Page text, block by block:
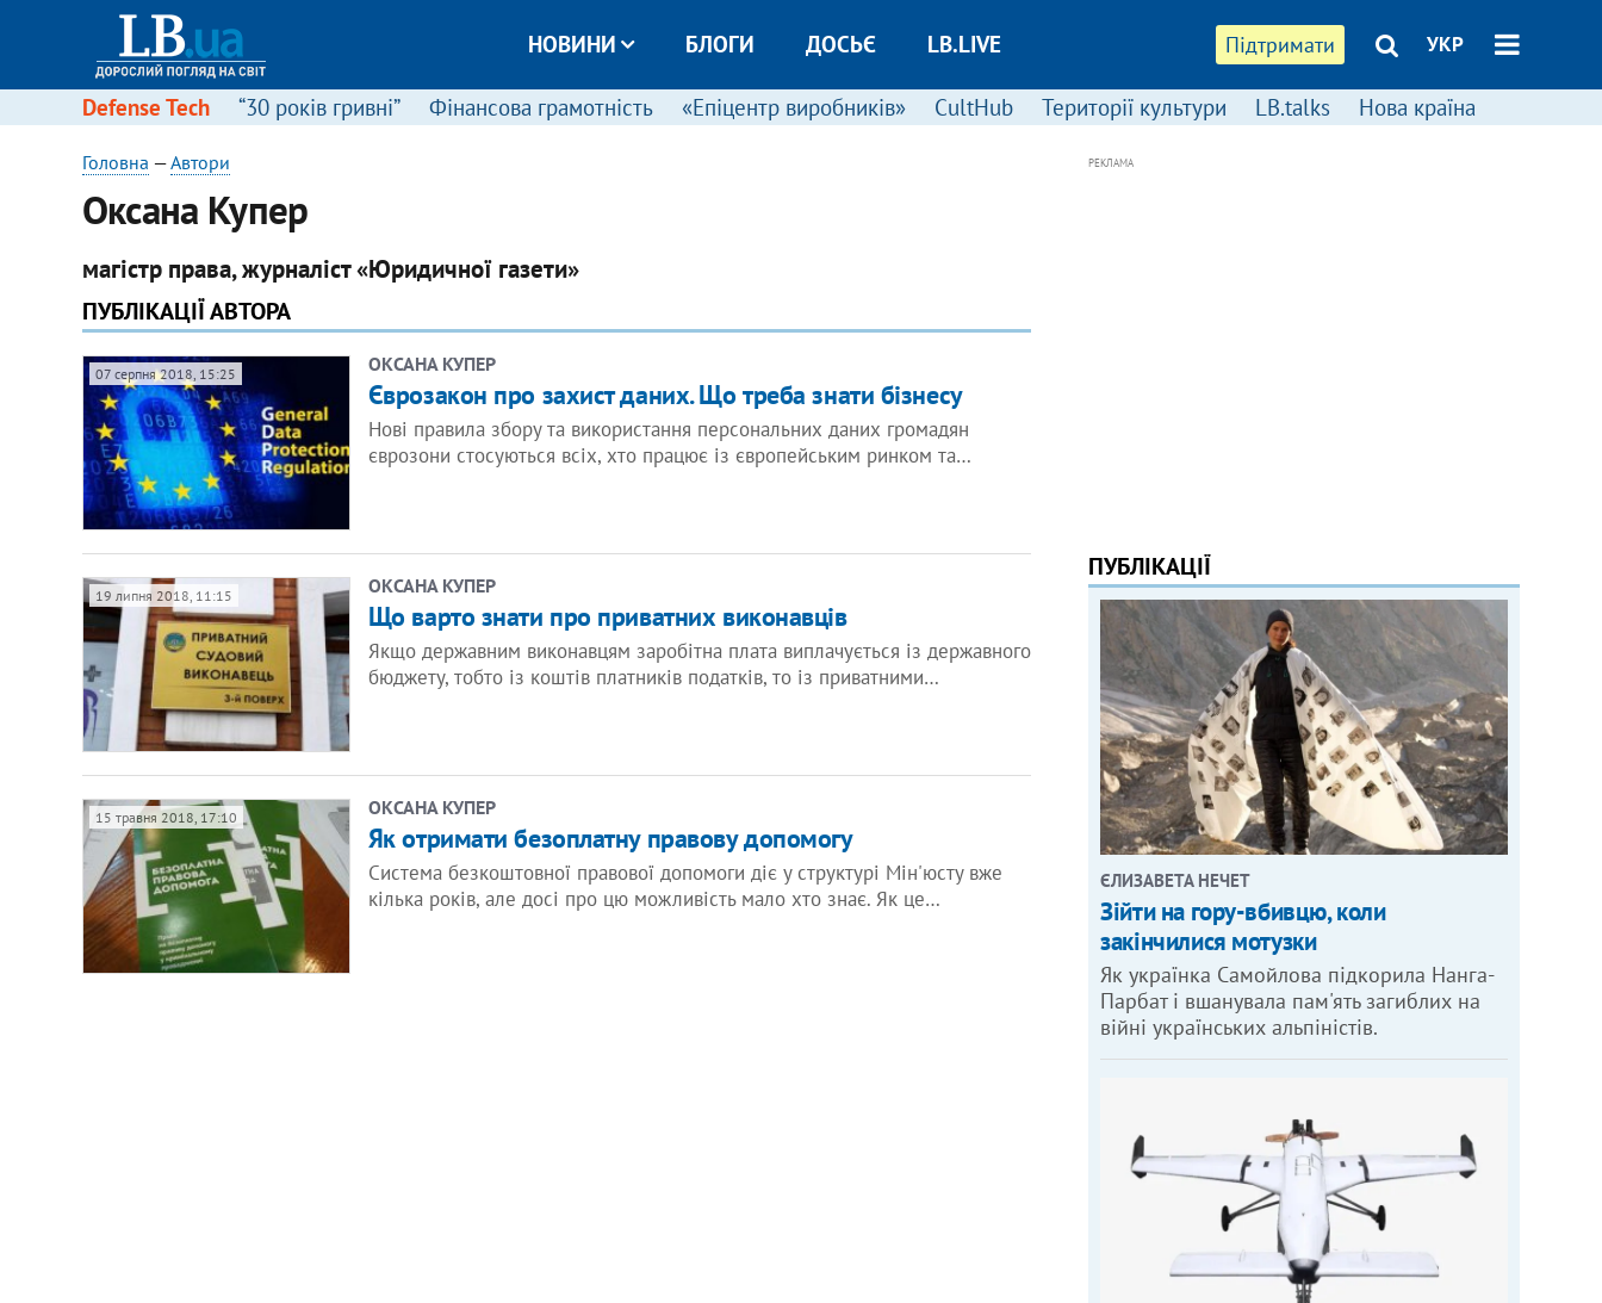
Підтримати УКР
НОВИНИ БЛОГИ ДОСЬЄ LB.LIVE
Defense Tech “30 років гривні” Фінансова грамотність «Епіцентр виробників» CultHub Території культури LB.talks Нова країна
Головна —Автори
Оксана Купер
магістр права, журналіст «Юридичної газети»
ПУБЛІКАЦІЇ АВТОРА
07 серпня 2018, 15:25 ОКСАНА КУПЕР
Єврозакон про захист даних. Що треба знати бізнесу
Нові правила збору та використання персональних даних громадян
єврозони стосуються всіх, хто працює із європейським ринком та…
19 липня 2018, 11:15 ОКСАНА КУПЕР
Що варто знати про приватних виконавців
Якщо державним виконавцям заробітна плата виплачується із державного
бюджету, тобто із коштів платників податків, то із приватними…
15 травня 2018, 17:10 ОКСАНА КУПЕР
Як отримати безоплатну правову допомогу
Система безкоштовної правової допомоги діє у структурі Мін'юсту вже
кілька років, але досі про цю можливість мало хто знає. Як це…
РЕКЛАМА
ПУБЛІКАЦІЇ
ЄЛИЗАВЕТА НЕЧЕТ
Зійти на гору-вбивцю, коли
закінчилися мотузки
Як українка Самойлова підкорила Нанга-
Парбат і вшанувала пам'ять загиблих на
війні українських альпіністів.